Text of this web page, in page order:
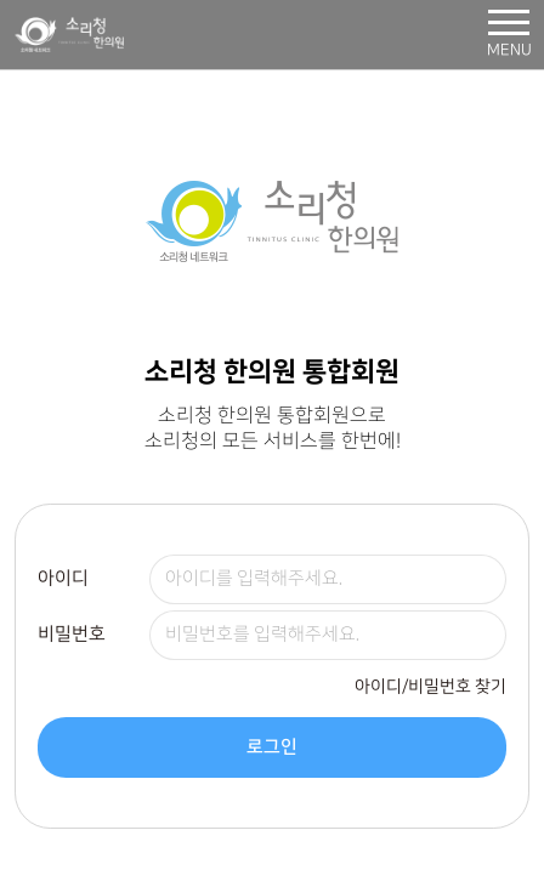
MENU
소리청 한의원 통합회원
소리청 한의원 통합회원으로
소리청의 모든 서비스를 한번에!
아이디
비밀번호
아이디/비밀번호 찾기
로그인